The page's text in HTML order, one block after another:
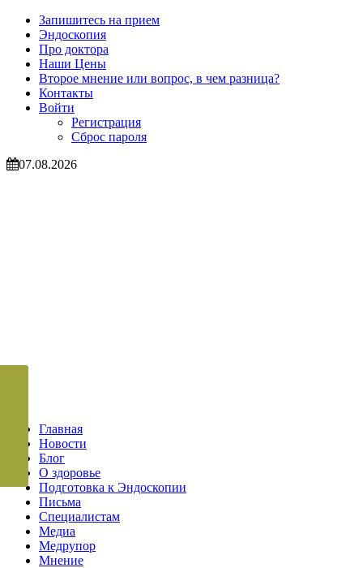
Запишитесь на прием
Эндоскопия
Про доктора
Наши Цены
Второе мнение или вопрос, в чем разница?
Контакты
Войти
Регистрация
Сброс пароля
07.08.2026
Главная
Новости
Блог
О здоровье
Подготовка к Эндоскопии
Письма
Специалистам
Медиа
Медрупор
Мнение